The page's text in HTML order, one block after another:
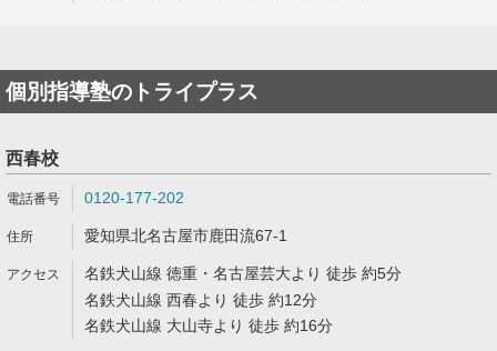
個別指導塾のトライプラス
西春校
0120-177-202
愛知県北名古屋市鹿田流67-1
名鉄犬山線 徳重・名古屋芸大より 徒歩 約5分
名鉄犬山線 西春より 徒歩 約12分
名鉄犬山線 大山寺より 徒歩 約16分